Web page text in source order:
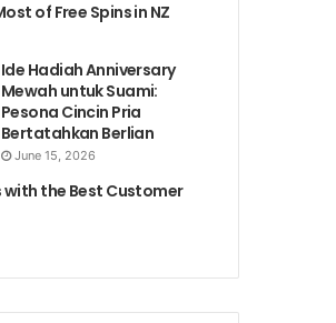
of Free Spins in NZ
Ide Hadiah Anniversary
Mewah untuk Suami:
Pesona Cincin Pria
Bertatahkan Berlian
June 15, 2026
with the Best Customer